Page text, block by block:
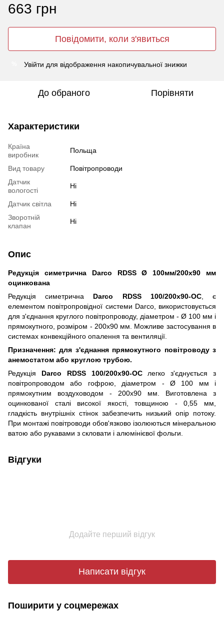
663 грн
Повідомити, коли з'явиться
Увійти для відображення накопичувальної знижки
До обраного Порівняти
Характеристики
Країна
виробник
Польща
Вид товару
Повітропроводи
Датчик
вологості
Ні
Датчик світла
Ні
Зворотній
клапан
Ні
Опис
Редукція симетрична Darco RDSS Ø 100мм/200х90 мм
оцинкована
Редукція симетрична Darco RDSS 100/200х90-OC, є
елементом повітропровідної системи Darco, використовується
для з'єднання круглого повітропроводу, діаметром - Ø 100 мм і
прямокутного, розміром - 200x90 мм. Можливе застосування в
системах конвекційного опалення та вентиляції.
Призначення: для з'єднання прямокутного повітроводу з
анемостатом або круглою трубою.
Редукція Darco RDSS 100/200х90-OCлегко з'єднується з
повітропроводом або гофрою, діаметром - Ø 100 мм і
прямокутним воздуховодом - 200x90 мм. Виготовлена з
оцинкованої сталі високої якості, товщиною - 0,55 мм,
гладкість внутрішніх стінок забезпечить низький опір потоку.
При монтажі повітроводи обов'язково ізолюються мінеральною
ватою або рукавами з скловати і алюмінієвої фольги.
Відгуки
Додайте перший відгук
Написати відгук
Поширити у соцмережах